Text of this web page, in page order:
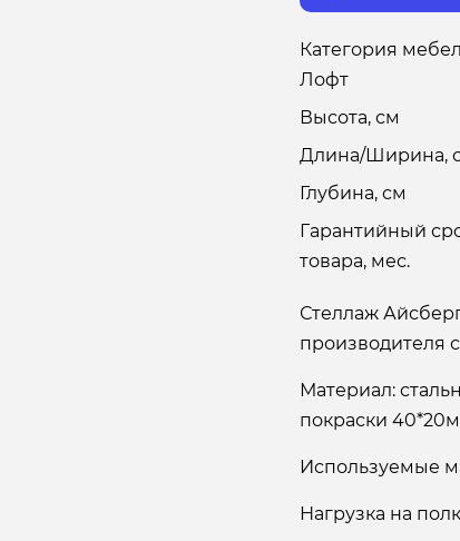
Категория
Лофт
Высота, см
Длина/Ширина,
Глубина, см
Гарантийный
товара, мес.
Стеллаж
производителя
Материал:
покраски
Используемые
Нагрузка на